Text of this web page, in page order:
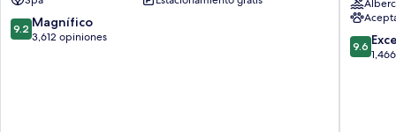
–
All
Inclusive
9.2
de
9.2 Magnífico
3,612 opiniones
Adults
Only
-
All
9.6
de
9.6